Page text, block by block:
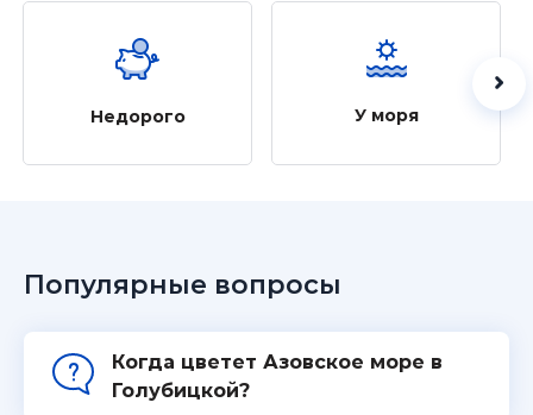
Недорого У моря
Популярные вопросы
Когда цветет Азовское море в
Голубицкой?